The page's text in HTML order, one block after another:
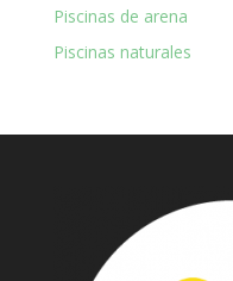
Piscinas de arena
Piscinas naturales